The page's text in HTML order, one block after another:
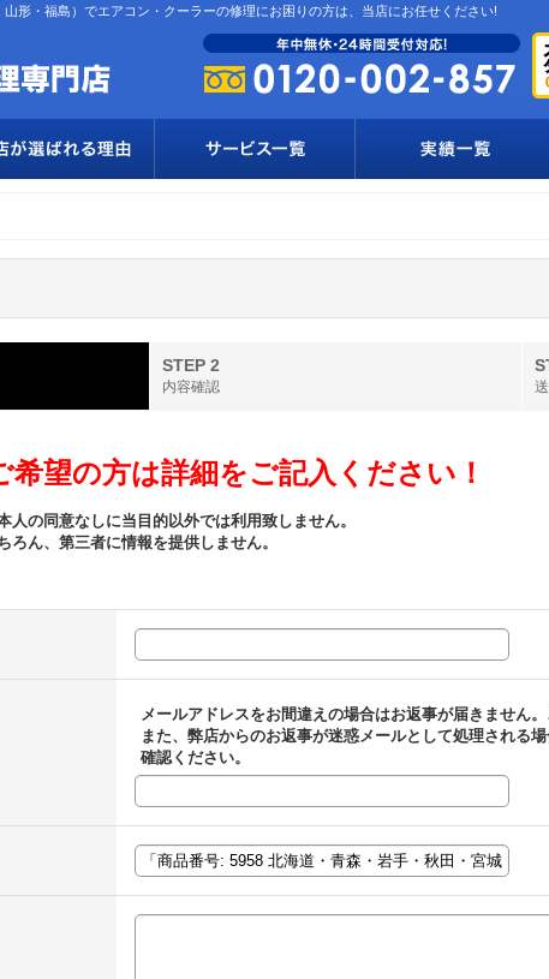
形・福島）でエアコン・クーラーの修理にお困りの方は、当店にお任せください!
STEP 2
内容確認
希望の方は詳細をご記入ください！
人の同意なしに当目的以外では利用致しません。
ん、第三者に情報を提供しません。
メールアドレスをお間違えの場合はお返事が届きません。
また、弊店からのお返事が迷惑メールとして処理される
確認ください。